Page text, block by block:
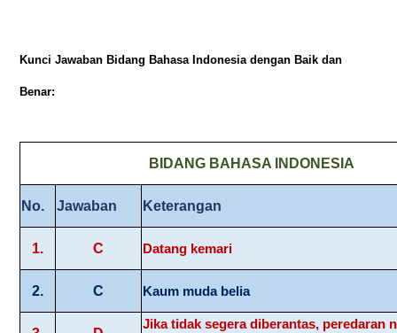
Kunci Jawaban Bidang Bahasa Indonesia dengan Baik dan
Benar:
BIDANG BAHASA INDONESIA
No. Jawaban Keterangan
1. C Datang kemari
2. C Kaum muda belia
Jika tidak segera diberantas, peredaran